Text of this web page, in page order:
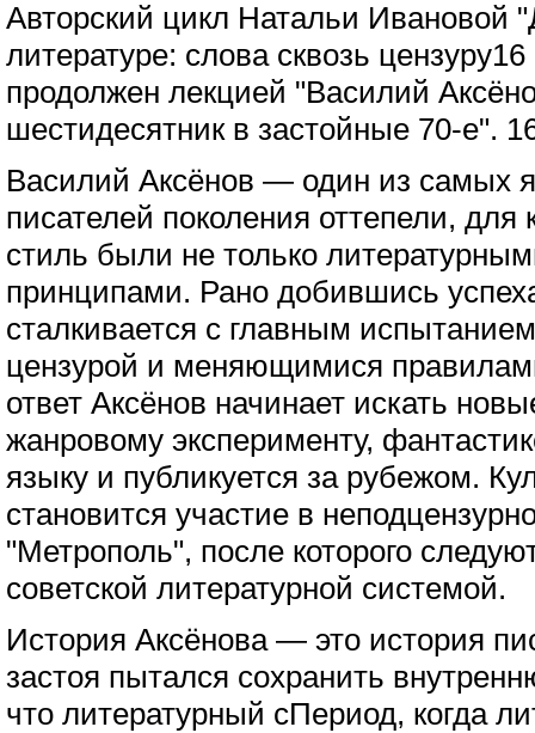
Авторский цикл Натальи Ивановой
литературе: слова сквозь
продолжен лекцией "Василий
шестидесятник в застойные 70-е".
Василий Аксёнов — один из самых
писателей поколения оттепели, для
стиль были не только
принципами. Рано добившись
сталкивается с главным
цензурой и меняющимися
ответ Аксёнов начинает искать
жанровому эксперименту,
языку и публикуется за рубежом.
становится участие в
"Метрополь", после которого
советской литературной системой.
История Аксёнова — это история
застоя пытался сохранить
что литературный сПериод, когда